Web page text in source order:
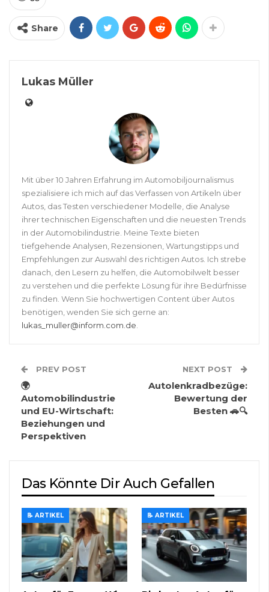
Share
Lukas Müller
Mit über 10 Jahren Erfahrung im Automobiljournalismus
spezialisiere ich mich auf das Verfassen von Artikeln über
Autos, das Testen verschiedener Modelle, die Analyse
ihrer technischen Eigenschaften und die neuesten Trends
in der Automobilindustrie. Meine Texte bieten
tiefgehende Analysen, Rezensionen, Wartungstipps und
Empfehlungen zur Auswahl des richtigen Autos. Ich strebe
danach, den Lesern zu helfen, die Automobilwelt besser
zu verstehen und die perfekte Lösung für ihre Bedürfnisse
zu finden. Wenn Sie hochwertigen Content über Autos
benötigen, wenden Sie sich gerne an:
lukas_muller@inform.com.de
PREV POST
🌍
Automobilindustrie
und EU-Wirtschaft:
Beziehungen und
Perspektiven
NEXT POST
Autolenkradbezüge:
Bewertung der
Besten 🚗🔍
Das Könnte Dir Auch Gefallen
📝 ARTIKEL 📝 ARTIKEL